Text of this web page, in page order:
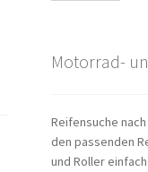
Motorrad-
Reifensuche
den passenden
und Roller